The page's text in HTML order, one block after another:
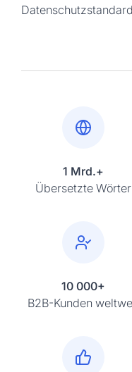
1 Mrd.+
Übersetzte Wörter
10 000+
B2B-Kunden